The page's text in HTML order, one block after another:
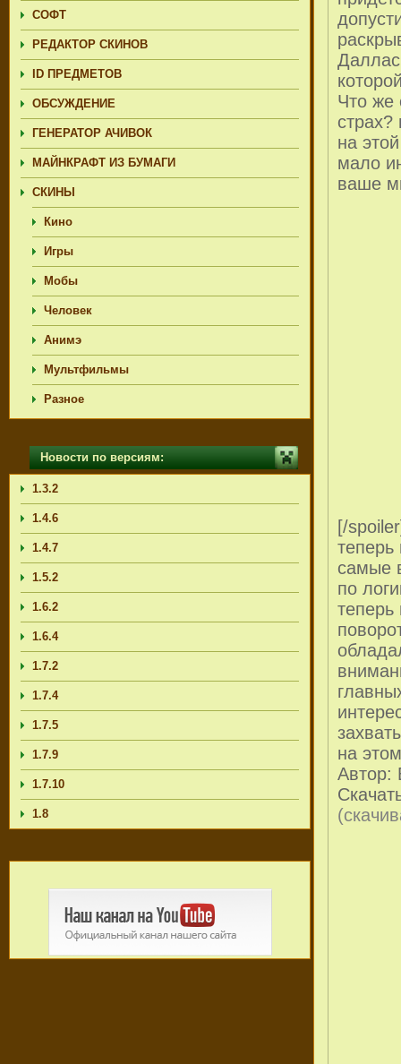
СОФТ
РЕДАКТОР СКИНОВ
ID ПРЕДМЕТОВ
ОБСУЖДЕНИЕ
ГЕНЕРАТОР АЧИВОК
МАЙНКРАФТ ИЗ БУМАГИ
СКИНЫ
Кино
Игры
Мобы
Человек
Анимэ
Мультфильмы
Разное
Новости по версиям:
1.3.2
1.4.6
1.4.7
1.5.2
1.6.2
1.6.4
1.7.2
1.7.4
1.7.5
1.7.9
1.7.10
1.8
Что же
страх?
на
мало
ваше
[/
теперь
самые
по
теперь
на
Автор: